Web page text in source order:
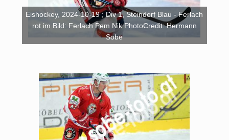
Eishockey, 2024-10-19 ; Div 1, Steindorf Blau - Ferlach
rot im Bild: Ferlach Pem Nik PhotoCredit: Hermann
Sobe